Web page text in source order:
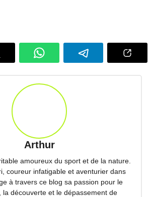
Arthur
amoureux du sport et de la nature.
coureur infatigable et aventurier dans
à travers ce blog sa passion pour le
la découverte et le dépassement de